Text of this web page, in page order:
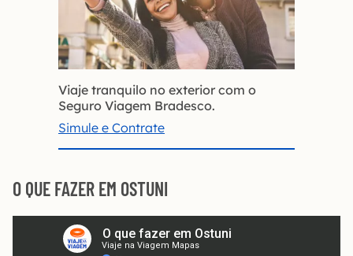
Viaje tranquilo no exterior com o
Seguro Viagem Bradesco.
Simule e Contrate
O QUE FAZER EM OSTUNI